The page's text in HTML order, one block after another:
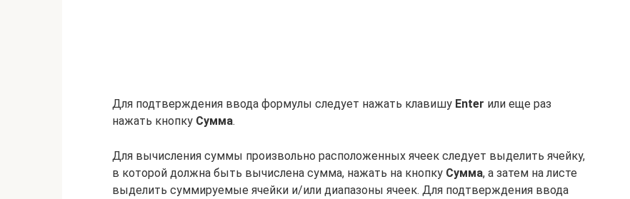
Для подтверждения ввода формулы следует нажать клавишу Enter или еще раз
нажать кнопку Сумма.
Для вычисления суммы произвольно расположенных ячеек следует выделить ячейку,
в которой должна быть вычислена сумма, нажать на кнопку Сумма, а затем на листе
выделить суммируемые ячейки и/или диапазоны ячеек. Для подтверждения ввода